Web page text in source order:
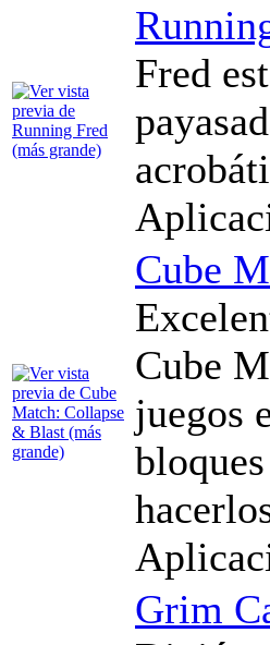
Fred
Cube
Cube
juegos
Grim